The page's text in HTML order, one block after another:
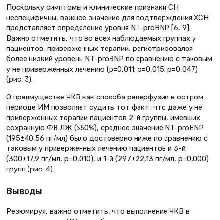
Поскольку симптомы и клинические признаки СН
неспецифичны, важное значение для подтверждения ХСН
представляет определение уровня NT-proBNP [6, 9].
Важно отметить, что во всех наблюдаемых группах у
пациентов, приверженных терапии, регистрировался
более низкий уровень NT-proBNP по сравнению с таковым
у не приверженных лечению (р=0,011; р=0,015; р=0,047)
(рис. 3).
О преимуществе ЧКВ как способа реперфузии в остром
периоде ИМ позволяет судить тот факт, что даже у не
приверженных терапии пациентов 2-й группы, имевших
сохранную ФВ ЛЖ (>50%), среднее значение NT-proBNP
(195±40,56 пг/мл) было достоверно ниже по сравнению с
таковым у приверженных лечению пациентов и 3-й
(300±17,9 пг/мл, р=0,010), и 1-й (297±22,13 пг/мл, р=0,000)
групп (рис. 4).
Выводы
Резюмируя, важно отметить, что выполнение ЧКВ в